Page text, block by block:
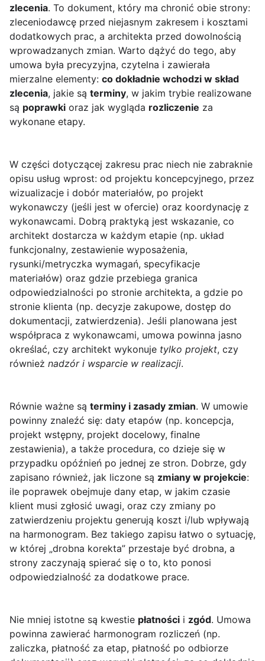
zlecenia. To dokument, który ma chronić obie strony:
zleceniodawcę przed niejasnym zakresem i kosztami
dodatkowych prac, a architekta przed dowolnością
wprowadzanych zmian. Warto dążyć do tego, aby
umowa była precyzyjna, czytelna i zawierała
mierzalne elementy: co dokładnie wchodzi w skład
zlecenia, jakie są terminy, w jakim trybie realizowane
są poprawki oraz jak wygląda rozliczenie za
wykonane etapy.
W części dotyczącej zakresu prac niech nie zabraknie
opisu usług wprost: od projektu koncepcyjnego, przez
wizualizacje i dobór materiałów, po projekt
wykonawczy (jeśli jest w ofercie) oraz koordynację z
wykonawcami. Dobrą praktyką jest wskazanie, co
architekt dostarcza w każdym etapie (np. układ
funkcjonalny, zestawienie wyposażenia,
rysunki/metryczka wymagań, specyfikacje
materiałów) oraz gdzie przebiega granica
odpowiedzialności po stronie architekta, a gdzie po
stronie klienta (np. decyzje zakupowe, dostęp do
dokumentacji, zatwierdzenia). Jeśli planowana jest
współpraca z wykonawcami, umowa powinna jasno
określać, czy architekt wykonuje tylko projekt, czy
również nadzór i wsparcie w realizacji.
Równie ważne są terminy i zasady zmian. W umowie
powinny znaleźć się: daty etapów (np. koncepcja,
projekt wstępny, projekt docelowy, finalne
zestawienia), a także procedura, co dzieje się w
przypadku opóźnień po jednej ze stron. Dobrze, gdy
zapisano również, jak liczone są zmiany w projekcie:
ile poprawek obejmuje dany etap, w jakim czasie
klient musi zgłosić uwagi, oraz czy zmiany po
zatwierdzeniu projektu generują koszt i/lub wpływają
na harmonogram. Bez takiego zapisu łatwo o sytuację,
w której „drobna korekta” przestaje być drobna, a
strony zaczynają spierać się o to, kto ponosi
odpowiedzialność za dodatkowe prace.
Nie mniej istotne są kwestie płatności i zgód. Umowa
powinna zawierać harmonogram rozliczeń (np.
zaliczka, płatność za etap, płatność po odbiorze